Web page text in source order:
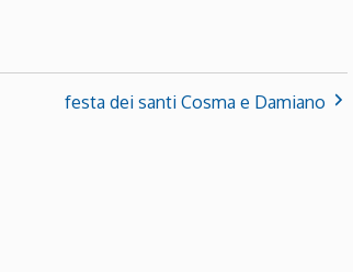
festa dei santi Cosma e Damiano